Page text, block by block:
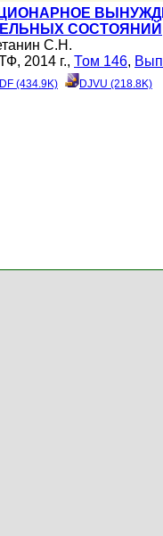
СОСТОЯНИЙ
С.Н.
2014 г., Том 146,
(434.9K) DJVU (218.8K)